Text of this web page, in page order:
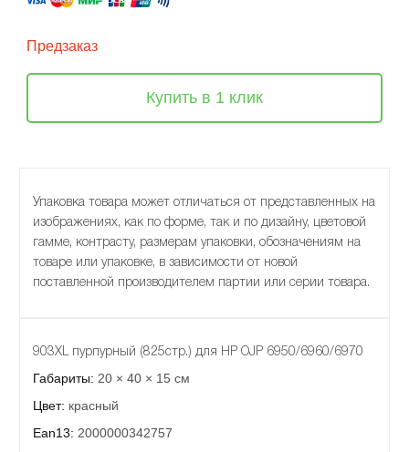
Предзаказ
Купить в 1 клик
Упаковка товара может отличаться от представленных на
изображениях, как по форме, так и по дизайну, цветовой
гамме, контрасту, размерам упаковки, обозначениям на
товаре или упаковке, в зависимости от новой
поставленной производителем партии или серии товара.
903XL пурпурный (825стр.) для HP OJP 6950/6960/6970
Габариты: 20 × 40 × 15 см
Цвет: красный
Ean13: 2000000342757